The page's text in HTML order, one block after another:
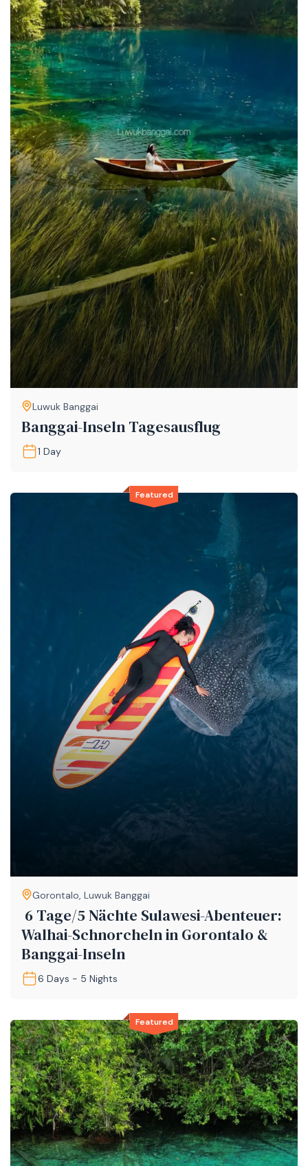
Luwuk Banggai
Banggai-Inseln Tagesausflug
1 Day
Featured
Gorontalo, Luwuk Banggai
6 Tage/5 Nächte Sulawesi-Abenteuer:
Walhai-Schnorcheln in Gorontalo &
Banggai-Inseln
6 Days - 5 Nights
Featured